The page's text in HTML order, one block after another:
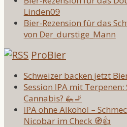
Linden09
Bier-Rezension für das
von Der_durstige_Mann
ProBier
Schweizer backen jetzt
Session IPA mit
Cannabis? 🦗🚬
IPA ohne Alkohol –
Nicobar im Check 🧭👍